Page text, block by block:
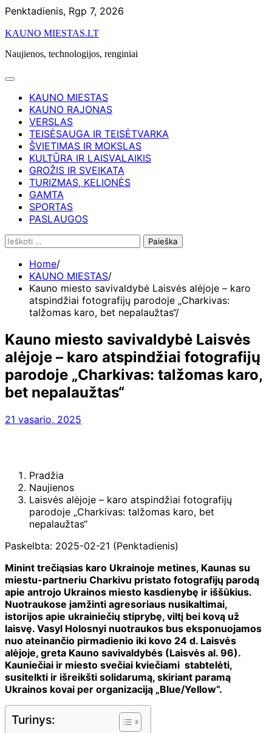
Skip
content
Penktadienis, Rgp 7, 2026
KAUNO MIESTAS.LT
Naujienos, technologijos, renginiai
KAUNO MIESTAS
KAUNO RAJONAS
VERSLAS
TEISĖSAUGA IR TEISĖTVARKA
ŠVIETIMAS IR MOKSLAS
KULTŪRA IR LAISVALAIKIS
GROŽIS IR SVEIKATA
TURIZMAS, KELIONĖS
GAMTA
SPORTAS
PASLAUGOS
Ieškoti:
Home
KAUNO MIESTAS
Kauno miesto savivaldybė Laisvės alėjoje – karo
atspindžiai fotografijų parodoje „Charkivas:
talžomas karo, bet nepalaužtas“
Kauno miesto savivaldybė Laisvės
alėjoje – karo atspindžiai fotografijų
parodoje „Charkivas: talžomas karo,
bet nepalaužtas“
21 vasario, 2025
Pradžia
Naujienos
Laisvės alėjoje – karo atspindžiai fotografijų
parodoje „Charkivas: talžomas karo, bet
nepalaužtas“
Paskelbta: 2025-02-21 (Penktadienis)
Minint trečiąsias karo Ukrainoje metines, Kaunas su
miestu-partneriu Charkivu pristato fotografijų parodą
apie antrojo Ukrainos miesto kasdienybę ir iššūkius.
Nuotraukose įamžinti agresoriaus nusikaltimai,
istorijos apie ukrainiečių stiprybę, viltį bei kovą už
laisvę. Vasyl Holosnyi nuotraukos bus eksponuojamos
nuo ateinančio pirmadienio iki kovo 24 d. Laisvės
alėjoje, greta Kauno savivaldybės (Laisvės al. 96).
Kauniečiai ir miesto svečiai kviečiami stabtelėti,
susitelkti ir išreikšti solidarumą, skiriant paramą
Ukrainos kovai per organizaciją „Blue/Yellow“.
Turinys: